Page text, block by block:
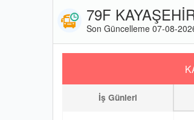
79F
Son Güncelleme 07-08-
İş Günleri